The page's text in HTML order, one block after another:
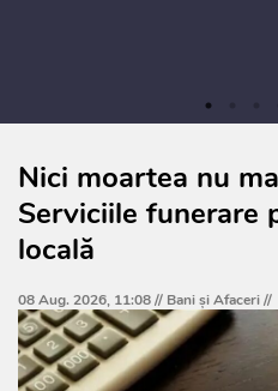
Nici moartea nu
Serviciile funerare
locală
08 Aug. 2026, 11:08 // Bani și Afaceri//